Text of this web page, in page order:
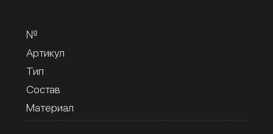
№
Артикул
Тип
Состав
Материал